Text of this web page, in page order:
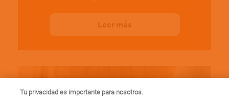
Leer más
Tu privacidad es importante para nosotros.